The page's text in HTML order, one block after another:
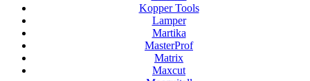
Kopper Tools
Lamper
Martika
MasterProf
Matrix
Maxcut